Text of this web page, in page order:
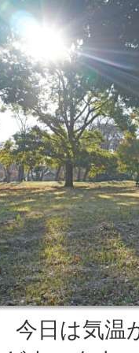
今日は気温